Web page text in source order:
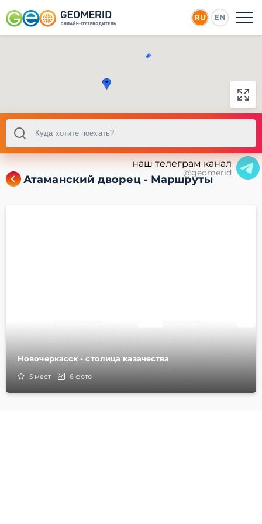
RU EN
наш телеграм канал
@geomerid
Атаманский дворец - Маршруты
Новочеркасск - столица казачества
5 мест 6 фото